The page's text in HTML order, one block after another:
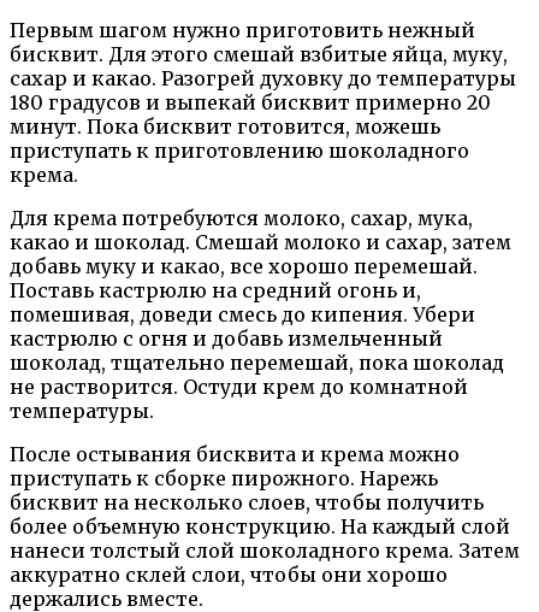
Первым шагом нужно приготовить нежный
бисквит. Для этого смешай взбитые яйца, муку,
сахар и какао. Разогрей духовку до температуры
180 градусов и выпекай бисквит примерно 20
минут. Пока бисквит готовится, можешь
приступать к приготовлению шоколадного
крема.
Для крема потребуются молоко, сахар, мука,
какао и шоколад. Смешай молоко и сахар, затем
добавь муку и какао, все хорошо перемешай.
Поставь кастрюлю на средний огонь и,
помешивая, доведи смесь до кипения. Убери
кастрюлю с огня и добавь измельченный
шоколад, тщательно перемешай, пока шоколад
не растворится. Остуди крем до комнатной
температуры.
После остывания бисквита и крема можно
приступать к сборке пирожного. Нарежь
бисквит на несколько слоев, чтобы получить
более объемную конструкцию. На каждый слой
нанеси толстый слой шоколадного крема. Затем
аккуратно склей слои, чтобы они хорошо
держались вместе.